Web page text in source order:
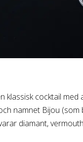
klassisk cocktail
namnet Bijou
diamant,